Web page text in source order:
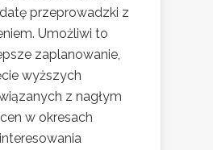
przeprowadzki z
Umożliwi to
zaplanowanie,
wyższych
z nagłym
w okresach